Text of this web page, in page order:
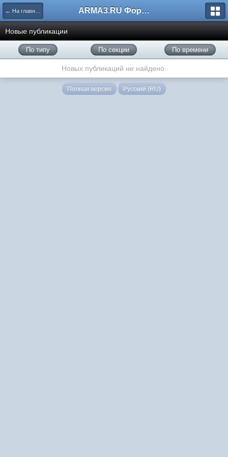
← На главную ARMA3.RU Форум
Новые публикации
По типу По секции По времени
Новых публикаций не найдено.
Полная версия Русский (RU)